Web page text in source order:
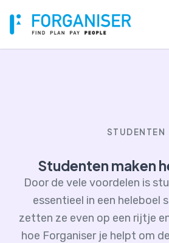
STUDENTEN
Studenten maken
Door de vele voordelen is
essentieel in een heleboel
zetten ze even op een rijtje
hoe Forganiser je helpt om